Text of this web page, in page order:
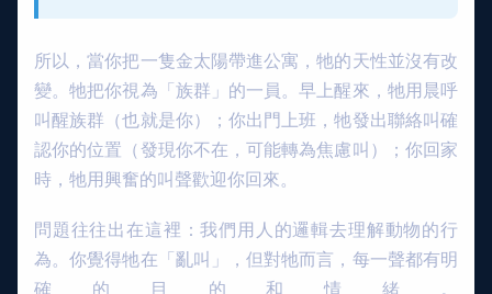
所以，當你把一隻金太陽帶進公寓，牠的天性並沒有改
變。牠把你視為「族群」的一員。早上醒來，牠用晨呼
叫醒族群（也就是你）；你出門上班，牠發出聯絡叫確
認你的位置（發現你不在，可能轉為焦慮叫）；你回家
時，牠用興奮的叫聲歡迎你回來。
問題往往出在這裡：我們用人的邏輯去理解動物的行
為。你覺得牠在「亂叫」，但對牠而言，每一聲都有明
確的目的和情緒。